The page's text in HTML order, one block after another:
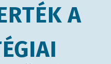
A